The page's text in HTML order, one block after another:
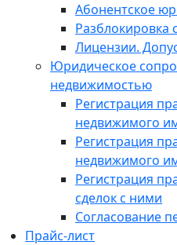
Абонентское
Разблокировка
Лицензии.
Юридическое
недвижимостью
Регистрация
недвижимого
Регистрация
недвижимого
Регистрация
сделок с ними
Согласование
Прайс-лист